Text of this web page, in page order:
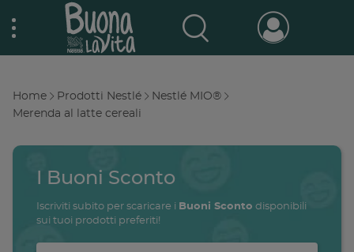
to
Nestlé Buona la vita
navigation
Buono a sapersi
Ricette
Breadcrumb
Home Prodotti Nestlé
Nestlé MIO®
Merenda al latte cereali
I Buoni Sconto
Iscriviti subito per scaricare i Buoni Sconto disponibili
sui tuoi prodotti preferiti!